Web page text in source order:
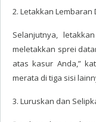
2. Letakkan Lembaran
Selanjutnya,
meletakkan sprei
atas kasur Anda,”
merata di tiga sisi
3. Luruskan dan